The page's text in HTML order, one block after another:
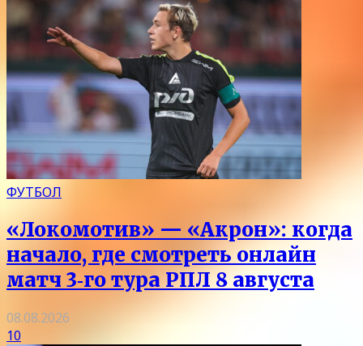
ФУТБОЛ
«Локомотив» — «Акрон»: когда
начало, где смотреть онлайн
матч 3‑го тура РПЛ 8 августа
08.08.2026
10